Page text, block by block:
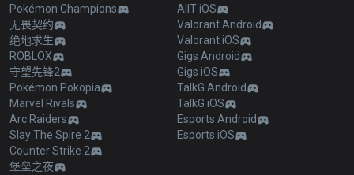
Pokémon Champions
无畏契约
绝地求生
ROBLOX
守望先锋2
Pokémon Pokopia
Marvel Rivals
Arc Raiders
Slay The Spire 2
Counter Strike 2
堡垒之夜
AllT iOS
Valorant Android
Valorant iOS
Gigs Android
Gigs iOS
TalkG Android
TalkG iOS
Esports Android
Esports iOS